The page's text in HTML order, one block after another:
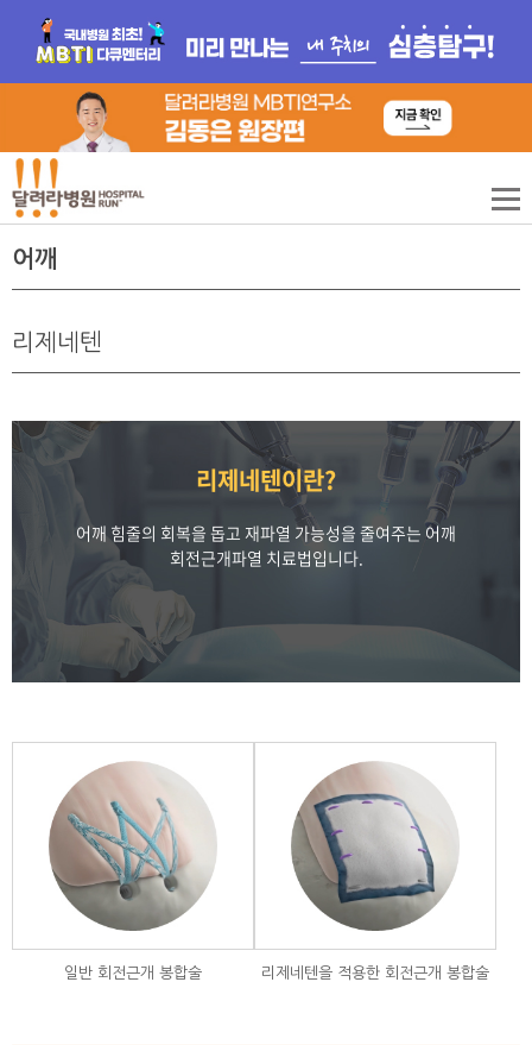
어깨
리제네텐
리제네텐이란?
어깨 힘줄의 회복을 돕고 재파열 가능성을 줄여주는 어깨
회전근개파열 치료법입니다.
일반 회전근개 봉합술 리제네텐을 적용한 회전근개 봉합술